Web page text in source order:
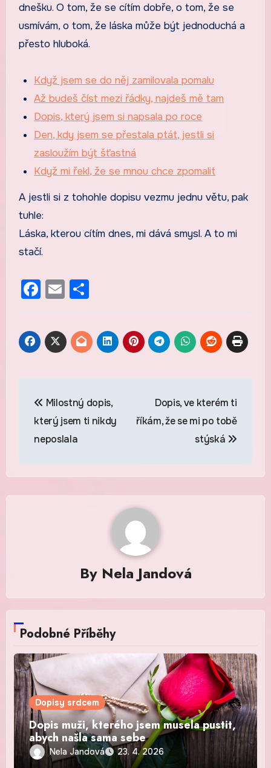
dnešku. O tom, že se cítím dobře, o tom, že se
usmívám, o tom, že láska může být jednoduchá a
přesto hluboká.
Když jsem se do něj zamilovala pomalu
Až budeš číst mezi řádky, najdeš mě tam
Dopis, který jsem si napsala po roce
Den, kdy jsem se přestala ptát, jestli si
zasloužím být šťastná
Když mi řekl, že se mnou chce zpomalit
A jestli si z tohohle dopisu vezmu jednu větu, pak
tuhle:
Láska, kterou cítím dnes, mi dává smysl. A to mi
stačí.
Facebook
EmailShare
pro
příspěvek
Milostný dopis,
který jsem ti nikdy
neposlala
Dopis, ve kterém ti
říkám, že se mi po tobě
stýská
By Nela Jandová
Podobné Příběhy
Dopisy srdcem
Dopis muži, kterého jsem musela pustit,
abych našla sama sebe
Nela Jandová 23. 4. 2026